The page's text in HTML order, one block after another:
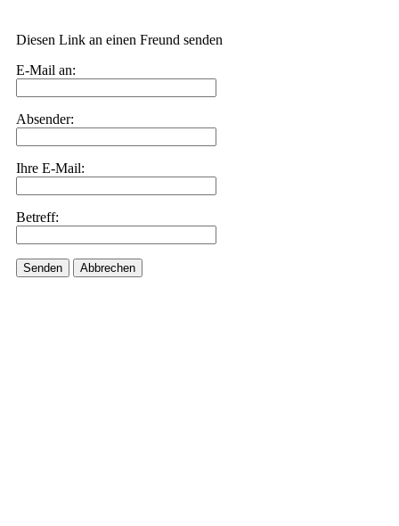
Diesen Link an einen Freund senden
E-Mail an:
Absender:
Ihre E-Mail:
Betreff:
Senden Abbrechen